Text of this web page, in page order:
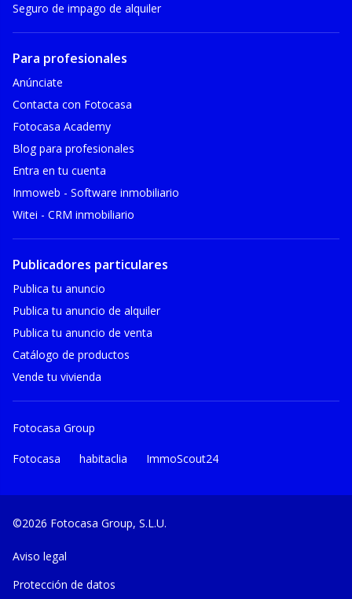
Seguro de impago de alquiler
Para profesionales
Anúnciate
Contacta con Fotocasa
Fotocasa Academy
Blog para profesionales
Entra en tu cuenta
Inmoweb - Software inmobiliario
Witei - CRM inmobiliario
Publicadores particulares
Publica tu anuncio
Publica tu anuncio de alquiler
Publica tu anuncio de venta
Catálogo de productos
Vende tu vivienda
Fotocasa Group
Fotocasa habitaclia ImmoScout24
©2026 Fotocasa Group, S.L.U.
Aviso legal
Protección de datos